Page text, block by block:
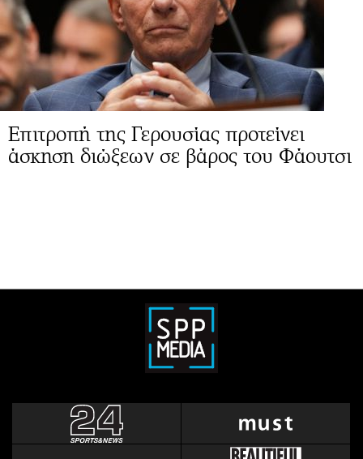
Επιτροπή της Γερουσίας προτείνει
άσκηση διώξεων σε βάρος του Φάουτσι